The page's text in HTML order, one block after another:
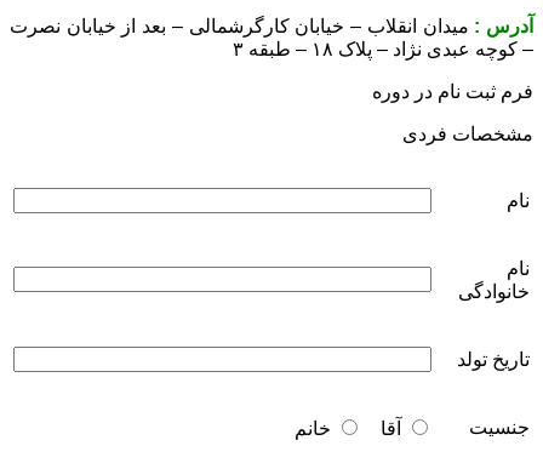
آدرس : میدان انقلاب – خیابان کارگرشمالی – بعد از خیابان نصرت
– کوچه عبدی نژاد – پلاک ۱۸ – طبقه ۳
فرم ثبت نام در دوره
مشخصات فردی
نام
نام
خانوادگی
تاریخ تولد
جنسیت آقا خانم